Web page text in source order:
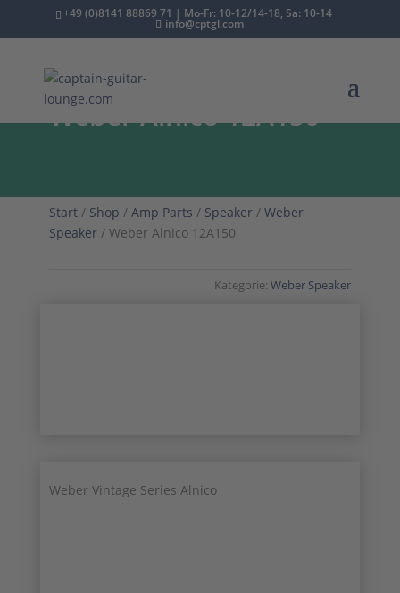
+49 (0)8141 88869 71 | Mo-Fr: 10-12/14-18, Sa: 10-14
info@cptgl.com
Weber Alnico 12A150
Start/ Shop / Amp Parts / Speaker/ Weber
Speaker/ Weber Alnico 12A150
Kategorie:Weber Speaker
Weber Vintage Series Alnico